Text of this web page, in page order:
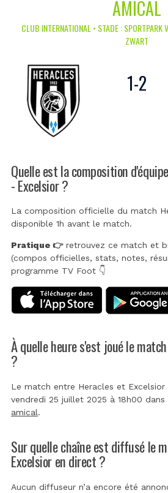
AMICAL
CLUB INTERNATIONAL • STADE : SPORTPARK
ZWART
1-2
Quelle est la composition
- Excelsior ?
La composition officielle du match
disponible 1h avant le match.
Pratique 👉retrouvez ce match et
(compos officielles, stats, notes,
programme TV Foot 👇
À quelle heure s'est joué le
?
Le match entre Heracles et
vendredi 25 juillet 2025 à 18h00
amical.
Sur quelle chaîne est diffusé le
Excelsior en direct ?
Aucun diffuseur n’a encore été